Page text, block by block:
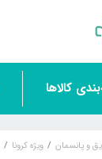
کالاها
و پانسمان ویژه کرونا